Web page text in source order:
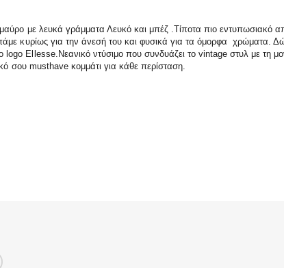
με λευκά γράμματα Λευκό και μπέζ .Τίποτα πιο
κυρίως για την άνεσή του και φυσικά για τα όμορφα χρώματα.
Ellesse.Νεανικό ντύσιμο που συνδυάζει το vintage στυλ με τη
σου musthave κομμάτι για κάθε περίσταση.